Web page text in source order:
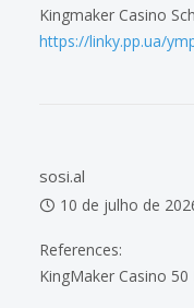
Kingmaker Casino
https://linky.pp.ua/
sosi.al
10 de julho de
References:
KingMaker Casino